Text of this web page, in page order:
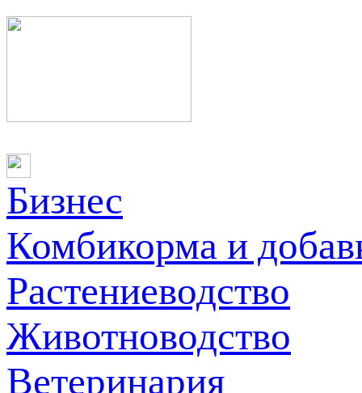
Бизнес
Комбикорма и
Растениеводство
Животноводство
Ветеринария